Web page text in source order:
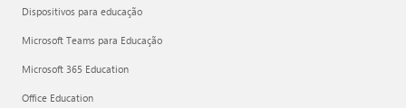
Dispositivos para educação
Microsoft Teams para Educação
Microsoft 365 Education
Office Education